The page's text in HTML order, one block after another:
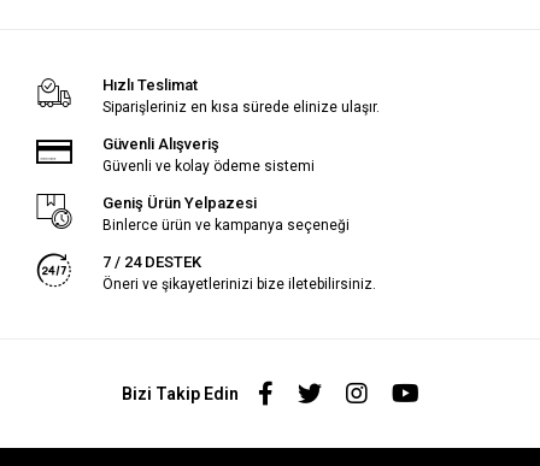
Hızlı Teslimat
Siparişleriniz en kısa sürede elinize ulaşır.
Güvenli Alışveriş
Güvenli ve kolay ödeme sistemi
Geniş Ürün Yelpazesi
Binlerce ürün ve kampanya seçeneği
7 / 24 DESTEK
Öneri ve şikayetlerinizi bize iletebilirsiniz.
Bizi Takip Edin